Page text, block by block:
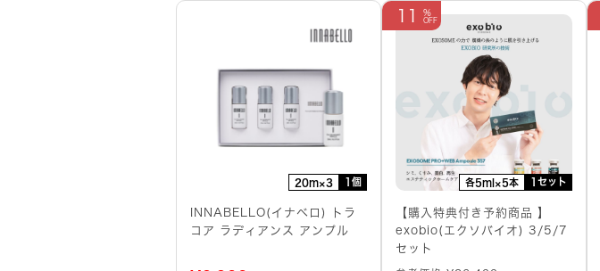
20m×3 1個
INNABELLO(イナベロ) トラ
コア ラディアンス アンプル
各5ml×5本 1セット
11
【購入特典付き予約商品 】
exobio(エクソバイオ) 3/5/7
セット